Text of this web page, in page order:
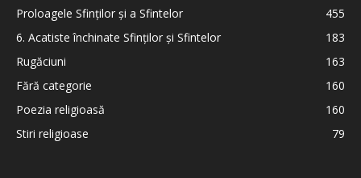
Proloagele Sfinților și a Sfintelor
455
6. Acatiste închinate Sfinților și Sfintelor
183
Rugăciuni
163
Fără categorie
160
Poezia religioasă
160
Stiri religioase
79